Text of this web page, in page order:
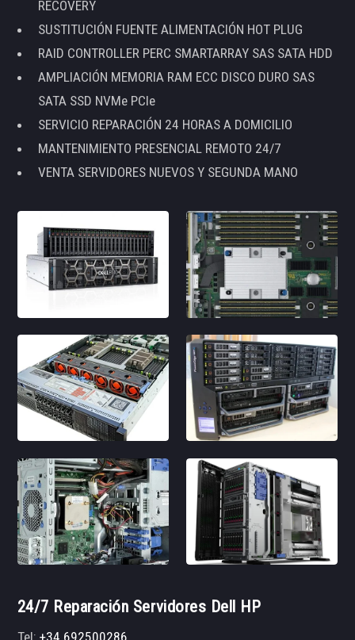
RECOVERY
SUSTITUCIÓN FUENTE ALIMENTACIÓN HOT PLUG
RAID CONTROLLER PERC SMARTARRAY SAS SATA HDD
AMPLIACIÓN MEMORIA RAM ECC DISCO DURO SAS
SATA SSD NVMe PCIe
SERVICIO REPARACIÓN 24 HORAS A DOMICILIO
MANTENIMIENTO PRESENCIAL REMOTO 24/7
VENTA SERVIDORES NUEVOS Y SEGUNDA MANO
24/7 Reparación Servidores Dell HP
Tel:+34 692500286